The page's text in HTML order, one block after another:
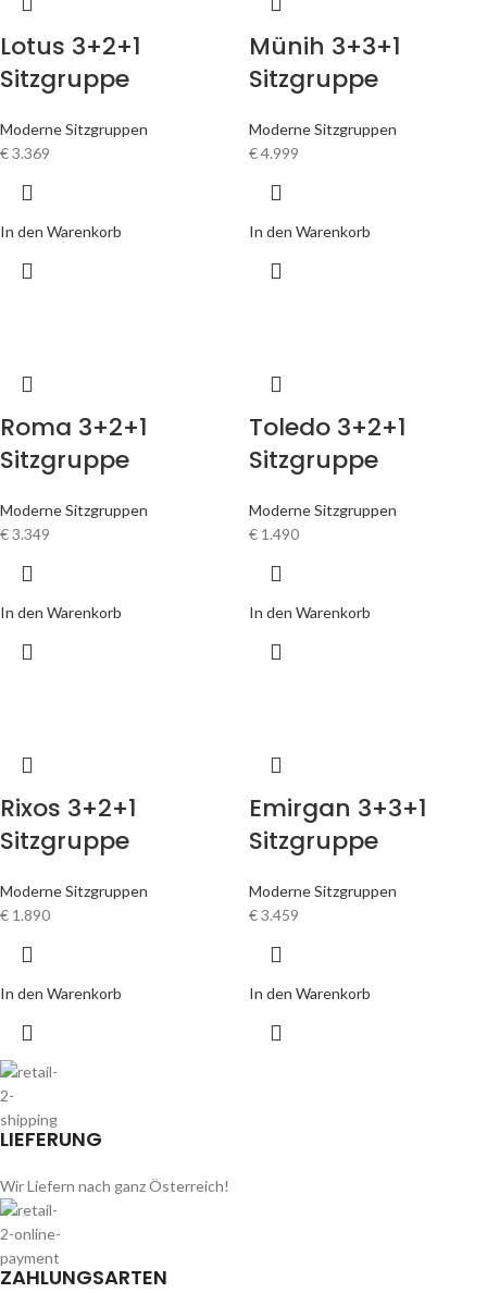
Lotus 3+2+1
Sitzgruppe
Moderne Sitzgruppen
€3.369
In den Warenkorb
Münih 3+3+1
Sitzgruppe
Moderne Sitzgruppen
€4.999
In den Warenkorb
Roma 3+2+1
Sitzgruppe
Moderne Sitzgruppen
€3.349
In den Warenkorb
Toledo 3+2+1
Sitzgruppe
Moderne Sitzgruppen
€ 1.490
In den Warenkorb
Rixos 3+2+1
Sitzgruppe
Moderne Sitzgruppen
€ 1.890
In den Warenkorb
Emirgan 3+3+1
Sitzgruppe
Moderne Sitzgruppen
€3.459
In den Warenkorb
LIEFERUNG
Wir Liefern nach ganz Österreich!
ZAHLUNGSARTEN